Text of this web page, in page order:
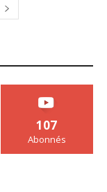
107
Abonnés